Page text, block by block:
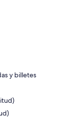
y billetes